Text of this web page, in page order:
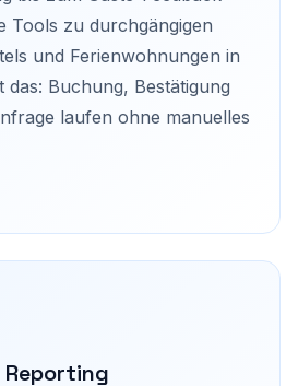
Tools zu durchgängigen
und Ferienwohnungen in
das: Buchung, Bestätigung
laufen ohne manuelles